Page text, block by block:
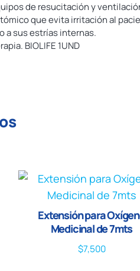
de resucitación y
que evita irritación al
a sus estrías internas.
BIOLIFE 1UND
Extensión para
Medicinal de 7mts
$7,500